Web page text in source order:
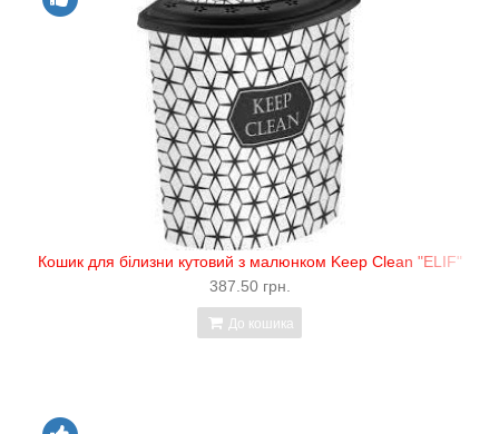
Кошик для білизни кутовий з малюнком Keep Clean "ELIF"
387.50 грн.
До кошика